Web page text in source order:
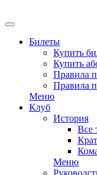
Билеты
Купить
Купить
Правила
Правила
Меню
Клуб
История
Все
Меню